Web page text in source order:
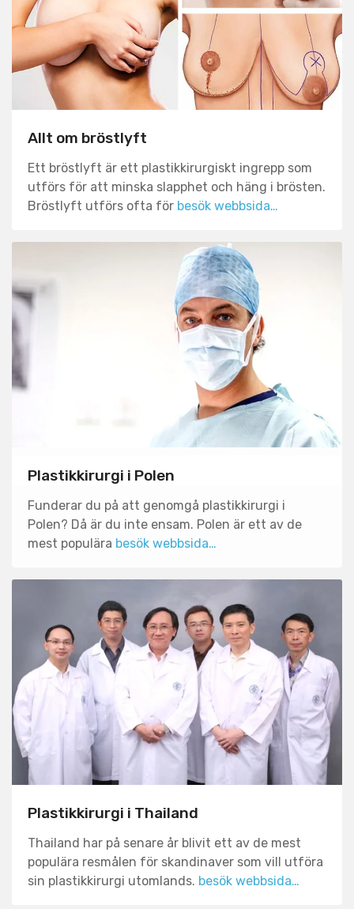
Allt om bröstlyft
Ett bröstlyft är ett plastikkirurgiskt ingrepp som
utförs för att minska slapphet och häng i brösten.
Bröstlyft utförs ofta för besök webbsida…
Plastikkirurgi i Polen
Funderar du på att genomgå plastikkirurgi i
Polen? Då är du inte ensam. Polen är ett av de
mest populära besök webbsida…
Plastikkirurgi i Thailand
Thailand har på senare år blivit ett av de mest
populära resmålen för skandinaver som vill utföra
sin plastikkirurgi utomlands. besök webbsida…